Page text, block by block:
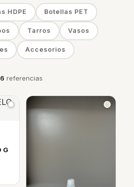
HDPE Botellas PET
Tarros Vasos
Accesorios
referencias
G